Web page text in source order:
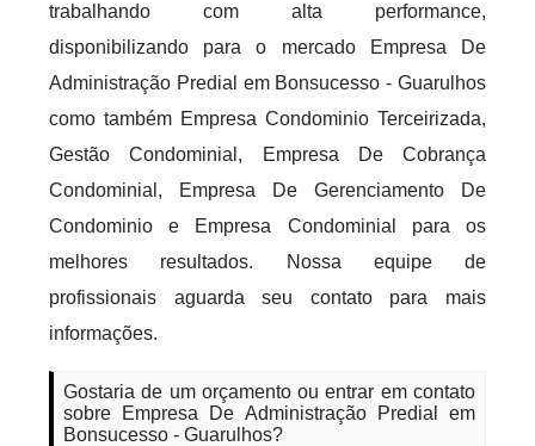
trabalhando com alta performance,
disponibilizando para o mercado Empresa De
Administração Predial em Bonsucesso - Guarulhos
como também Empresa Condominio Terceirizada,
Gestão Condominial, Empresa De Cobrança
Condominial, Empresa De Gerenciamento De
Condominio e Empresa Condominial para os
melhores resultados. Nossa equipe de
profissionais aguarda seu contato para mais
informações.
Gostaria de um orçamento ou entrar em contato
sobre Empresa De Administração Predial em
Bonsucesso - Guarulhos?